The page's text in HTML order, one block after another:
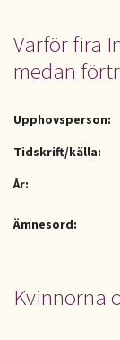
Varför fira
medan
Upphovsperson:
Tidskrift/källa:
År:
Ämnesord:
Kvinnorna